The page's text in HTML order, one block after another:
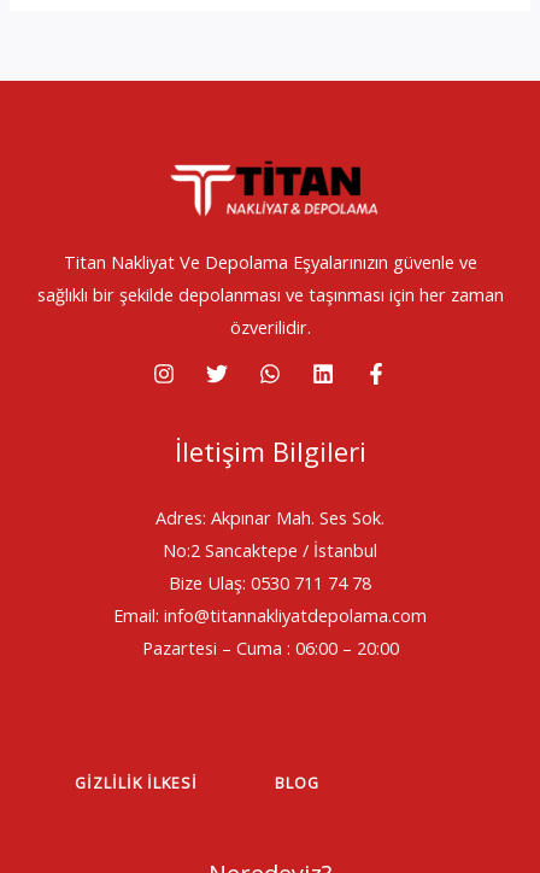
Titan Nakliyat Ve Depolama Eşyalarınızın güvenle ve
sağlıklı bir şekilde depolanması ve taşınması için her zaman
özverilidir.
İletişim Bilgileri
Adres: Akpınar Mah. Ses Sok.
No:2 Sancaktepe / İstanbul
Bize Ulaş: 0530 711 74 78
Email: info@titannakliyatdepolama.com
Pazartesi – Cuma : 06:00 – 20:00
GIZLILIK İLKESI BLOG